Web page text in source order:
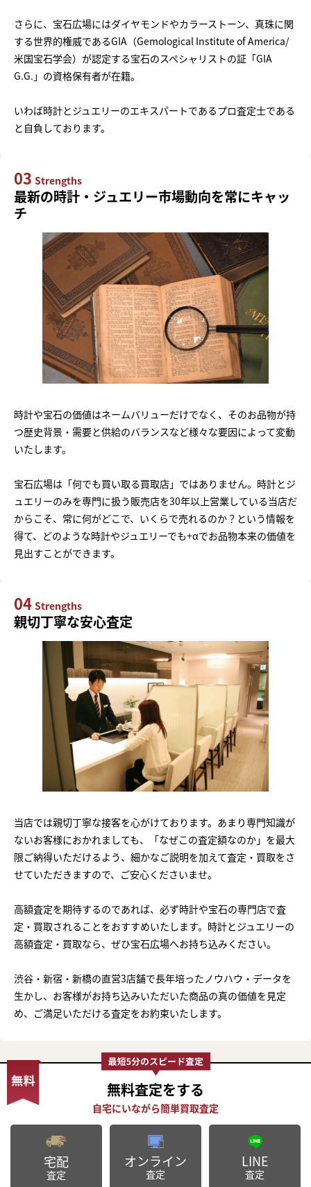
さらに、宝石広場にはダイヤモンドやカラーストーン、真珠に関
する世界的権威であるGIA（Gemological Institute of America/
米国宝石学会）が認定する宝石のスペシャリストの証「GIA
G.G.」の資格保有者が在籍。
いわば時計とジュエリーのエキスパートであるプロ査定士である
と自負しております。
03 Strengths
最新の時計・ジュエリー市場動向を常にキャッ
チ
時計や宝石の価値はネームバリューだけでなく、そのお品物が持
つ歴史背景・需要と供給のバランスなど様々な要因によって変動
いたします。
宝石広場は「何でも買い取る買取店」ではありません。時計とジ
ュエリーのみを専門に扱う販売店を30年以上営業している当店だ
からこそ、常に何がどこで、いくらで売れるのか？という情報を
得て、どのような時計やジュエリーでも+αでお品物本来の価値を
見出すことができます。
04 Strengths
親切丁寧な安心査定
当店では親切丁寧な接客を心がけております。あまり専門知識が
ないお客様におかれましても、「なぜこの査定額なのか」を最大
限ご納得いただけるよう、細かなご説明を加えて査定・買取をさ
せていただきますので、ご安心くださいませ。
高額査定を期待するのであれば、必ず時計や宝石の専門店で査
定・買取されることをおすすめいたします。時計とジュエリーの
高額査定・買取なら、ぜひ宝石広場へお持ち込みください。
渋谷・新宿・新橋の直営3店舗で長年培ったノウハウ・データを
生かし、お客様がお持ち込みいただいた商品の真の価値を見定
め、ご満足いただける査定をお約束いたします。
無料査定をする
宅配
査定
オンライン
査定
LINE
査定